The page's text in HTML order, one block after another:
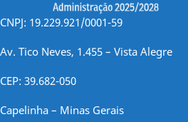
CNPJ: 19.229.921/0001-59
Av. Tico Neves, 1.455 – Vista Alegre
CEP: 39.682-050
Capelinha – Minas Gerais